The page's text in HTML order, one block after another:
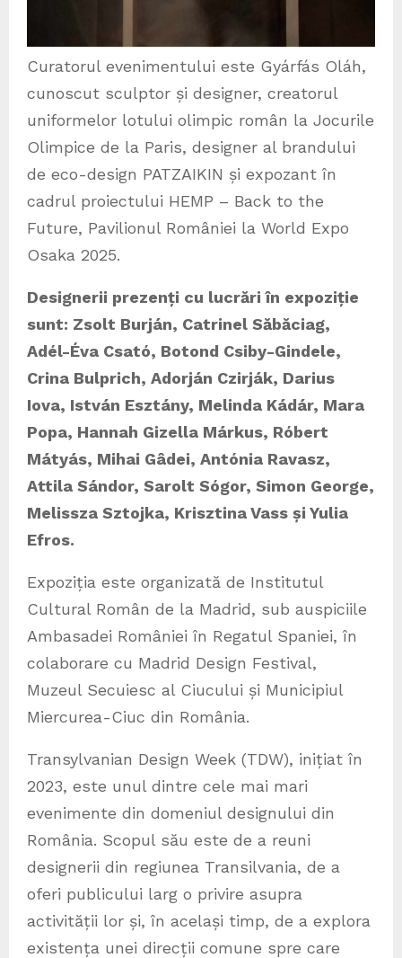
Curatorul evenimentului este Gyárfás Oláh,
cunoscut sculptor și designer, creatorul
uniformelor lotului olimpic român la Jocurile
Olimpice de la Paris, designer al brandului
de eco-design PATZAIKIN și expozant în
cadrul proiectului HEMP – Back to the
Future, Pavilionul României la World Expo
Osaka 2025.
Designerii prezenți cu lucrări în expoziție
sunt: Zsolt Burján, Catrinel Săbăciag,
Adél-Éva Csató, Botond Csiby-Gindele,
Crina Bulprich, Adorján Czirják, Darius
Iova, István Esztány, Melinda Kádár, Mara
Popa, Hannah Gizella Márkus, Róbert
Mátyás, Mihai Gâdei, Antónia Ravasz,
Attila Sándor, Sarolt Sógor, Simon George,
Melissza Sztojka, Krisztina Vass și Yulia
Efros.
Expoziția este organizată de Institutul
Cultural Român de la Madrid, sub auspiciile
Ambasadei României în Regatul Spaniei, în
colaborare cu Madrid Design Festival,
Muzeul Secuiesc al Ciucului și Municipiul
Miercurea-Ciuc din România.
Transylvanian Design Week (TDW), inițiat în
2023, este unul dintre cele mai mari
evenimente din domeniul designului din
România. Scopul său este de a reuni
designerii din regiunea Transilvania, de a
oferi publicului larg o privire asupra
activității lor și, în același timp, de a explora
existența unei direcții comune spre care